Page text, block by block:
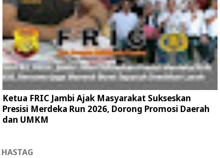
Ketua FRIC Jambi Ajak Masyarakat Sukseskan
Presisi Merdeka Run 2026, Dorong Promosi Daerah
dan UMKM
HASTAG